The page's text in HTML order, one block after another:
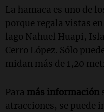
La hamaca es uno de
porque regala vistas
lago Nahuel Huapi,
Cerro López. Sólo
midan más de 1,20
Para más información
atracciones, se puede